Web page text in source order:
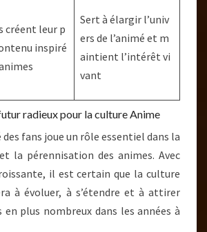
créent leur p
inspiré
Sert à élargir l’univ
ers de l’animé et m
aintient l’intérêt vi
vant
radieux pour la culture Anime
fans joue un rôle essentiel dans la
la pérennisation des animes. Avec
il est certain que la culture
à évoluer, à s’étendre et à attirer
en plus nombreux dans les années à